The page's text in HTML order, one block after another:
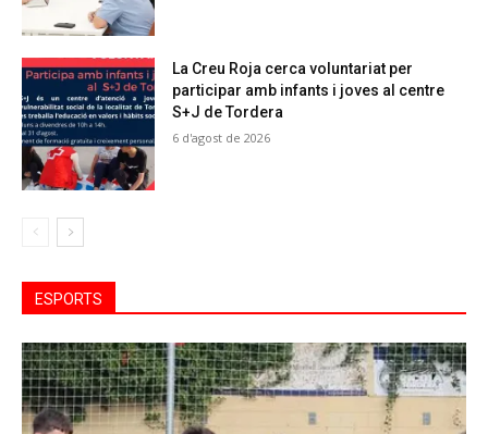
La Creu Roja cerca voluntariat per
participar amb infants i joves al centre
S+J de Tordera
6 d'agost de 2026
ESPORTS